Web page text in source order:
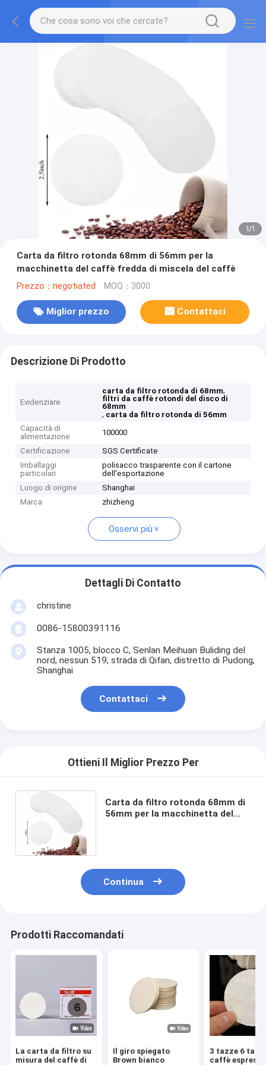
1/1
Carta da filtro rotonda 68mm di 56mm per la
macchinetta del caffè fredda di miscela del caffè
Prezzo：negotiated MOQ：3000
Miglior prezzo Contattaci
Descrizione Di Prodotto
Evidenziare
carta da filtro rotonda di 68mm,
filtri da caffè rotondi del disco di
68mm
, carta da filtro rotonda di 56mm
Capacità di
alimentazione
100000
Certificazione
SGS Certificate
Imballaggi
particolari
polisacco trasparente con il cartone
dell'esportazione
Luogo di origine
Shanghai
Marca
zhizheng
Osservi più
Dettagli Di Contatto
christine
0086-15800391116
Stanza 1005, blocco C, Senlan Meihuan Buliding del
nord, nessun 519, strada di Qifan, distretto di Pudong,
Shanghai
Contattaci
Ottieni Il Miglior Prezzo Per
Carta da filtro rotonda 68mm di
56mm per la macchinetta del
Continua
Prodotti Raccomandati
La carta da filtro su
misura del caffè di
Il giro spiegato
Brown bianco
3 tazze 6
caffè espresso